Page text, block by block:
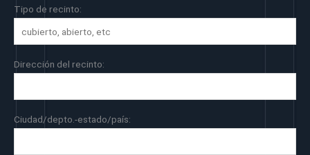
Tipo de recinto:
Dirección del recinto:
Ciudad/depto.-estado/país: